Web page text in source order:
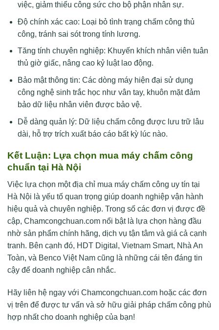
việc, giảm thiểu công sức cho bộ phận nhân sự.
Độ chính xác cao: Loại bỏ tình trạng chấm công thủ
công, tránh sai sót trong tính lương.
Tăng tính chuyên nghiệp: Khuyến khích nhân viên tuân
thủ giờ giấc, nâng cao kỷ luật lao động.
Bảo mật thông tin: Các dòng máy hiện đại sử dụng
công nghệ sinh trắc học như vân tay, khuôn mặt đảm
bảo dữ liệu nhân viên được bảo vệ.
Dễ dàng quản lý: Dữ liệu chấm công được lưu trữ lâu
dài, hỗ trợ trích xuất báo cáo bất kỳ lúc nào.
Kết Luận: Lựa chọn mua máy chấm công
chuẩn tại Hà Nội
Việc lựa chọn một địa chỉ mua máy chấm công uy tín tại
Hà Nội là yếu tố quan trọng giúp doanh nghiệp vận hành
hiệu quả và chuyên nghiệp. Trong số các đơn vị được đề
cập, Chamcongchuan.com nổi bật là lựa chọn hàng đầu
nhờ sản phẩm chính hãng, dịch vụ tận tâm và giá cả cạnh
tranh. Bên cạnh đó, HDT Digital, Vietnam Smart, Nhà An
Toàn, và Benco Việt Nam cũng là những cái tên đáng tin
cậy để doanh nghiệp cân nhắc.
Hãy liên hệ ngay với Chamcongchuan.com hoặc các đơn
vị trên để được tư vấn và sở hữu giải pháp chấm công phù
hợp nhất cho doanh nghiệp của bạn!